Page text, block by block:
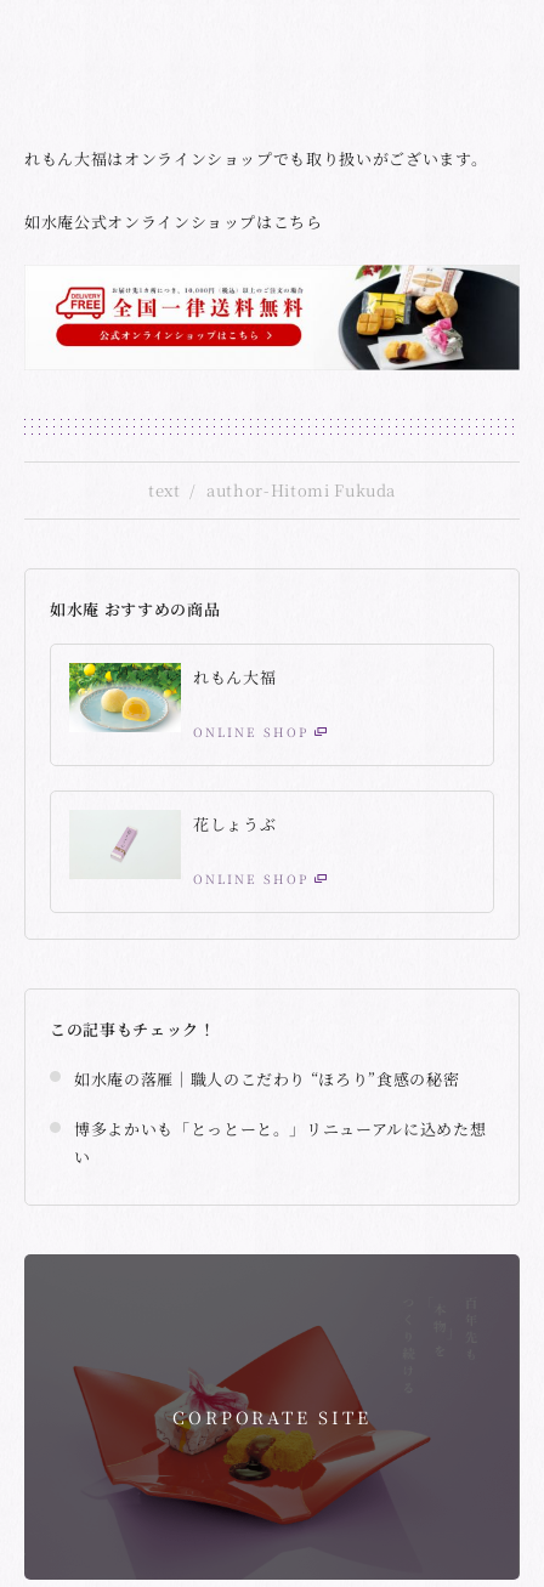
れもん大福はオンラインショップでも取り扱いがございます。
如水庵公式オンラインショップはこちら
text author-Hitomi Fukuda
如水庵 おすすめの商品
れもん大福
ONLINE SHOP
花しょうぶ
ONLINE SHOP
この記事もチェック！
如水庵の落雁｜職人のこだわり “ほろり”食感の秘密
博多よかいも「とっとーと。」リニューアルに込めた想
い
CORPORATE SITE